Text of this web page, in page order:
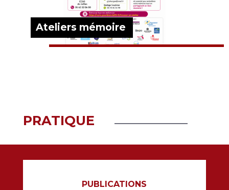
Ateliers mémoire
PRATIQUE
PUBLICATIONS